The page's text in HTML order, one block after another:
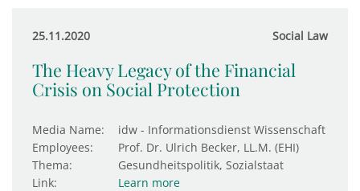
25.11.2020 Social Law
The Heavy Legacy of the Financial
Crisis on Social Protection
Media Name:
idw - Informationsdienst Wissenschaft
Employees:
Prof. Dr. Ulrich Becker, LL.M. (EHI)
Thema:
Gesundheitspolitik, Sozialstaat
Link:
Learn more